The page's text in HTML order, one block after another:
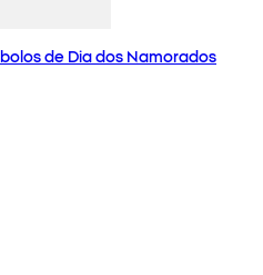
de Dia dos Namorados